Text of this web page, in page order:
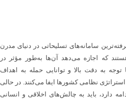
سامانه‌های تسلیحاتی در دنیای مدرن
که اجازه می‌دهد آن‌ها به‌طور مؤثر در
به دقت بالا و توانایی حمله به اهداف
نظامی کشورها ایفا می‌کنند. در حالی
دارد، باید به چالش‌های اخلاقی و انسانی